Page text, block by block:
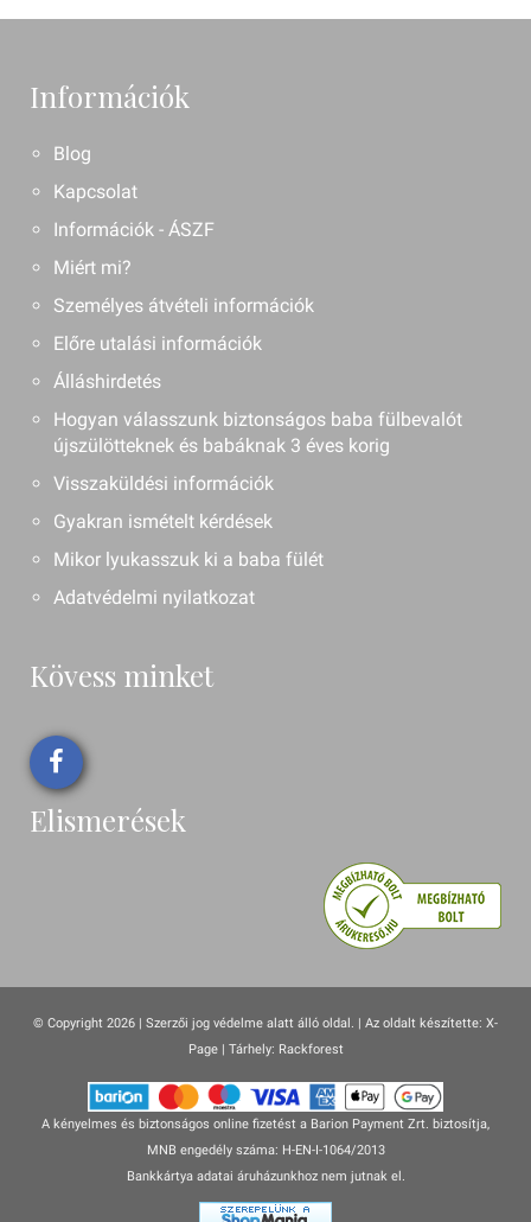
Információk
Blog
Kapcsolat
Információk - ÁSZF
Miért mi?
Személyes átvételi információk
Előre utalási információk
Álláshirdetés
Hogyan válasszunk biztonságos baba fülbevalót
újszülötteknek és babáknak 3 éves korig
Visszaküldési információk
Gyakran ismételt kérdések
Mikor lyukasszuk ki a baba fülét
Adatvédelmi nyilatkozat
Kövess minket
Elismerések
© Copyright 2026 | Szerzői jog védelme alatt álló oldal. | Az oldalt készítette: X-
Page| Tárhely: Rackforest
A kényelmes és biztonságos online fizetést a Barion Payment Zrt. biztosítja,
MNB engedély száma: H-EN-I-1064/2013
Bankkártya adatai áruházunkhoz nem jutnak el.